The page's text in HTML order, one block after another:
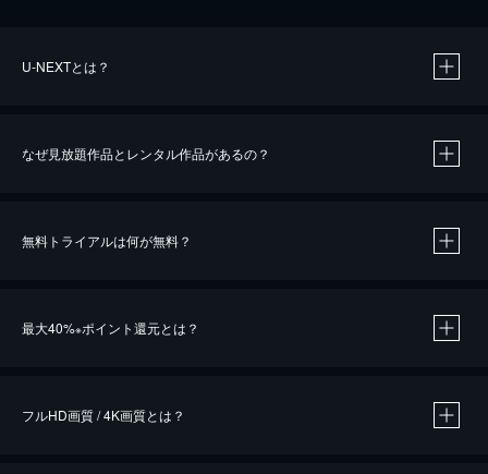
U-NEXTとは？
なぜ見放題作品とレンタル作品があるの？
無料トライアルは何が無料？
最大40%※ポイント還元とは？
フルHD画質 / 4K画質とは？